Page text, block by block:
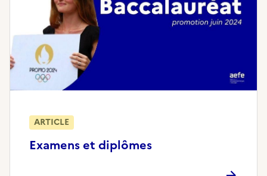
Examens et diplômes
ARTICLE